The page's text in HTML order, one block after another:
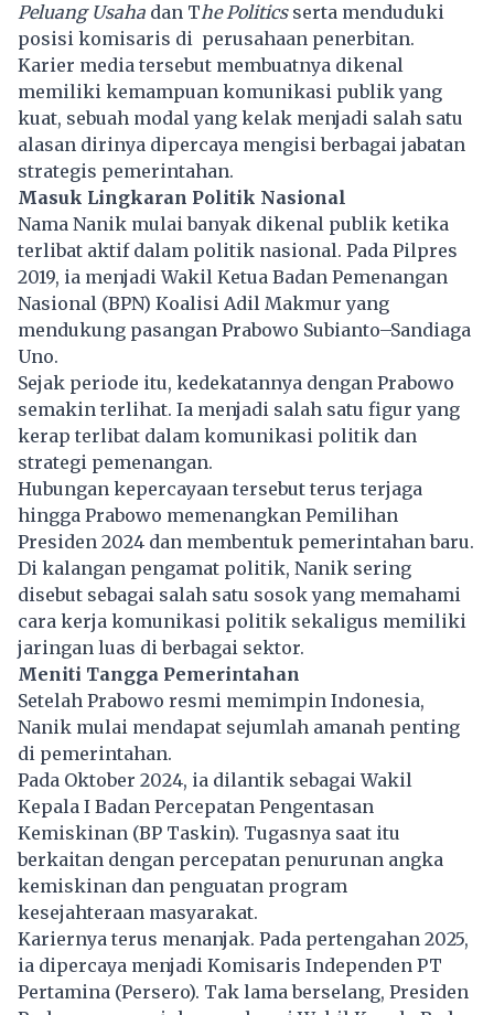
Peluang Usaha dan The Politicsserta menduduki
posisi komisaris di perusahaan penerbitan.
Karier media tersebut membuatnya dikenal
memiliki kemampuan komunikasi publik yang
kuat, sebuah modal yang kelak menjadi salah satu
alasan dirinya dipercaya mengisi berbagai jabatan
strategis pemerintahan.
Masuk Lingkaran Politik Nasional
Nama Nanik mulai banyak dikenal publik ketika
terlibat aktif dalam politik nasional. Pada Pilpres
2019, ia menjadi Wakil Ketua Badan Pemenangan
Nasional (BPN) Koalisi Adil Makmur yang
mendukung pasangan Prabowo Subianto–Sandiaga
Uno.
Sejak periode itu, kedekatannya dengan Prabowo
semakin terlihat. Ia menjadi salah satu figur yang
kerap terlibat dalam komunikasi politik dan
strategi pemenangan.
Hubungan kepercayaan tersebut terus terjaga
hingga Prabowo memenangkan Pemilihan
Presiden 2024 dan membentuk pemerintahan baru.
Di kalangan pengamat politik, Nanik sering
disebut sebagai salah satu sosok yang memahami
cara kerja komunikasi politik sekaligus memiliki
jaringan luas di berbagai sektor.
Meniti Tangga Pemerintahan
Setelah Prabowo resmi memimpin Indonesia,
Nanik mulai mendapat sejumlah amanah penting
di pemerintahan.
Pada Oktober 2024, ia dilantik sebagai Wakil
Kepala I Badan Percepatan Pengentasan
Kemiskinan (BP Taskin). Tugasnya saat itu
berkaitan dengan percepatan penurunan angka
kemiskinan dan penguatan program
kesejahteraan masyarakat.
Kariernya terus menanjak. Pada pertengahan 2025,
ia dipercaya menjadi Komisaris Independen PT
Pertamina (Persero). Tak lama berselang, Presiden